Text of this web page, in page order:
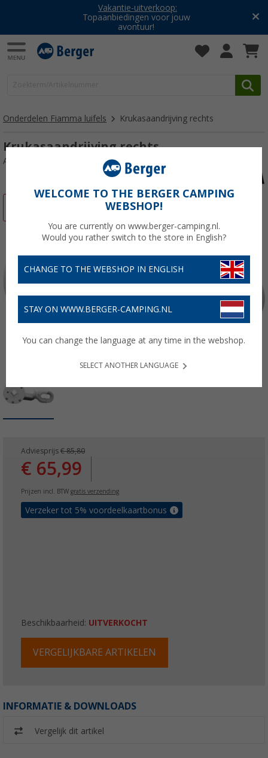
Vakantie-uitverkoop:
Topaanbiedingen voor jouw
avontuur!
Onderdelen Fiamma luifels Krukasaandrijving rechts
Krukasaandrijving rechts
Artikelnr: 107163
Adviesprijs € 85,80
€ 65,99
Prijzen incl. BTW gratis verzending
Verzeker tot 5% voordeelkaartbonus
Beschikbaarheid: UITVERKOCHT
VERGELIJKBARE ARTIKELEN
INFORMATIE & DOWNLOADS
Vergelijk dit artikel
WELCOME TO THE BERGER CAMPING
WEBSHOP!
You are currently on www.berger-camping.nl.
Would you rather switch to the store in English?
CHANGE TO THE WEBSHOP IN ENGLISH
STAY ON WWW.BERGER-CAMPING.NL
You can change the language at any time in the webshop.
SELECT ANOTHER LANGUAGE